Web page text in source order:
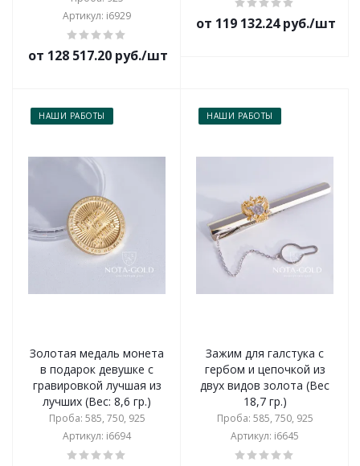
Артикул: i6929
от 128 517.20 руб./шт
от 119 132.24 руб./шт
НАШИ РАБОТЫ
Золотая медаль монета
в подарок девушке с
гравировкой лучшая из
лучших (Вес: 8,6 гр.)
Проба: 585, 750, 925
Артикул: i6694
НАШИ РАБОТЫ
Зажим для галстука с
гербом и цепочкой из
двух видов золота (Вес
18,7 гр.)
Проба: 585, 750, 925
Артикул: i6645